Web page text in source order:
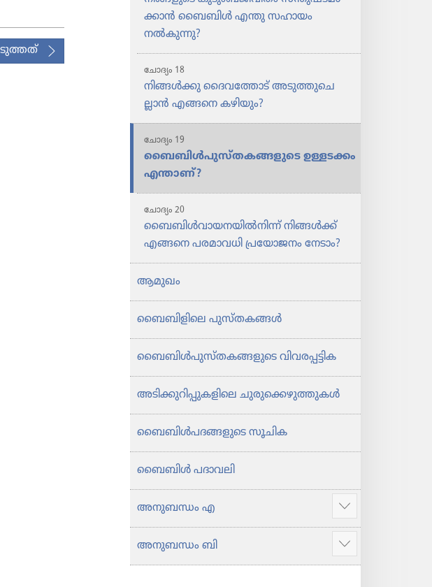
ക്കാൻ ബൈബിൾ എന്തു സഹായം
നൽകുന്നു?
ചോദ്യം 18
നിങ്ങൾക്കു ദൈവ​ത്തോ​ട്‌ അടുത്തു​ചെ​
ല്ലാൻ എങ്ങനെ കഴിയും?
ചോദ്യം 19
ബൈബിൾപു​സ്‌ത​ക​ങ്ങ​ളു​ടെ ഉള്ളടക്കം
എന്താണ്‌?
ചോദ്യം 20
ബൈബിൾവാ​യ​ന​യിൽനി​ന്ന്‌ നിങ്ങൾക്ക്‌
എങ്ങനെ പരമാ​വധി പ്രയോ​ജനം നേടാം?
ആമുഖം
ബൈ​ബി​ളി​ലെ പുസ്‌ത​കങ്ങൾ
ബൈബിൾപു​സ്‌ത​ക​ങ്ങ​ളു​ടെ വിവര​പ്പ​ട്ടിക
അടിക്കു​റി​പ്പു​ക​ളി​ലെ ചുരു​ക്കെ​ഴു​ത്തു​കൾ
ബൈബിൾപദങ്ങളുടെ സൂചിക
ബൈബിൾ പദാവലി
അനുബന്ധം എ
കൂടുതൽ
കാണിക്കുക
അനുബന്ധം ബി
കൂടുതൽ
കാണിക്കുക